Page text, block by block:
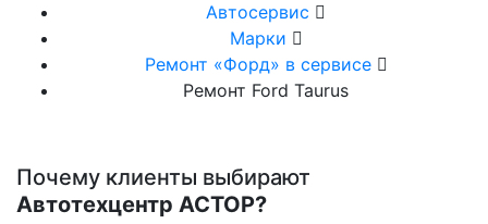
Автосервис
Марки
Ремонт «Форд» в сервисе
Ремонт Ford Taurus
Почему клиенты выбирают
Автотехцентр АСТОР?